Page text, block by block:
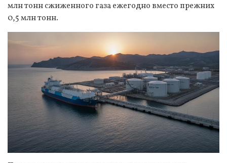
млн тонн сжиженного газа ежегодно вместо прежних
0,5 млн тонн.